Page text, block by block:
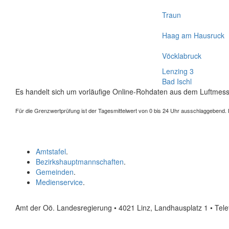
Traun
Haag am Hausruck
Vöcklabruck
Lenzing 3
Bad Ischl
Es handelt sich um vorläufige Online-Rohdaten aus dem
Für die Grenzwertprüfung ist der Tagesmittelwert von 0 bis 24 Uhr
Amtstafel.
Bezirkshauptmannschaften.
Gemeinden.
Medienservice.
Amt der Oö. Landesregierung • 4021 Linz, Landhausplatz 1 •